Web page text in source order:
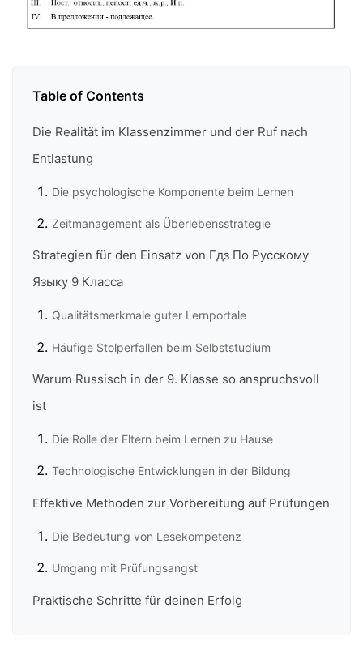
Table of Contents
Die Realität im Klassenzimmer und der Ruf nach
Entlastung
Die psychologische Komponente beim Lernen
Zeitmanagement als Überlebensstrategie
Strategien für den Einsatz von Гдз По Русскому
Языку 9 Класса
Qualitätsmerkmale guter Lernportale
Häufige Stolperfallen beim Selbststudium
Warum Russisch in der 9. Klasse so anspruchsvoll
ist
Die Rolle der Eltern beim Lernen zu Hause
Technologische Entwicklungen in der Bildung
Effektive Methoden zur Vorbereitung auf Prüfungen
Die Bedeutung von Lesekompetenz
Umgang mit Prüfungsangst
Praktische Schritte für deinen Erfolg